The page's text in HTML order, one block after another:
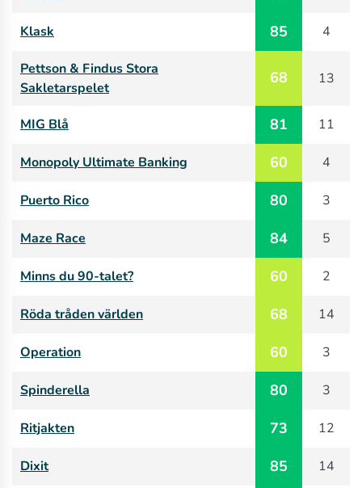
Klask 85 4
Pettson & Findus Stora
Sakletarspelet
68 13
MIG Blå 81 11
Monopoly Ultimate Banking 60 4
Puerto Rico 80 3
Maze Race 84 5
Minns du 90-talet? 60 2
Röda tråden världen 68 14
Operation 60 3
Spinderella 80 3
Ritjakten 73 12
Dixit 85 14